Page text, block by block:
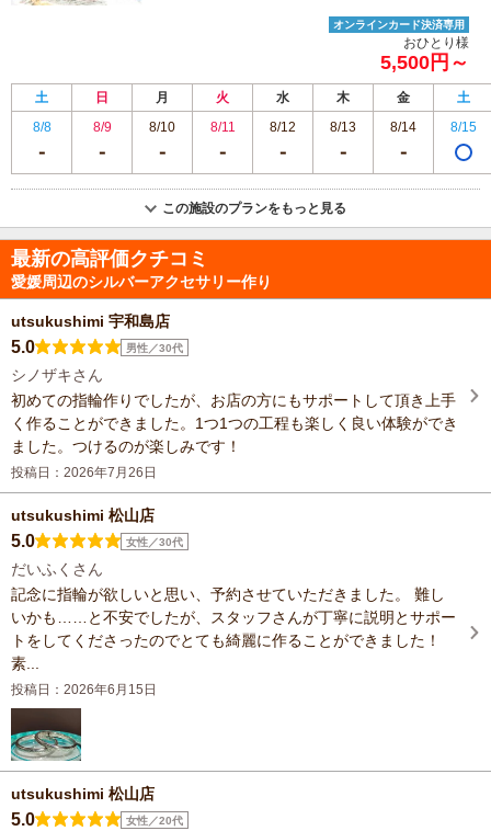
オンラインカード決済専用
おひとり様
5,500円～
土 日 月 火 水 木 金
土
8/8
8/9 8/10 8/11 8/12 8/13 8/14 8/15
この施設のプランをもっと見る
最新の高評価クチコミ
愛媛周辺のシルバーアクセサリー作り
utsukushimi 宇和島店
5.0 男性／30代
シノザキさん
初めての指輪作りでしたが、お店の方にもサポートして頂き上手
く作ることができました。1つ1つの工程も楽しく良い体験ができ
ました。つけるのが楽しみです！
投稿日：2026年7月26日
utsukushimi 松山店
5.0 女性／30代
だいふくさん
記念に指輪が欲しいと思い、予約させていただきました。 難し
いかも……と不安でしたが、スタッフさんが丁寧に説明とサポー
トをしてくださったのでとても綺麗に作ることができました！
素...
投稿日：2026年6月15日
utsukushimi 松山店
5.0 女性／20代